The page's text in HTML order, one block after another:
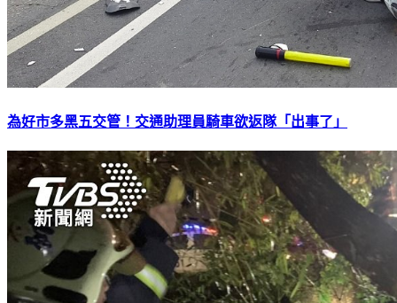
為好市多黑五交管！交通助理員騎車欲返隊「出事了」